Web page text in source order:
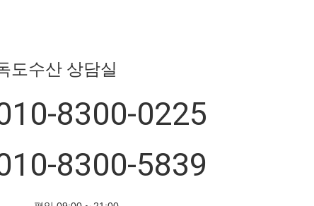
도수산 상담실
8300-0225
8300-5839